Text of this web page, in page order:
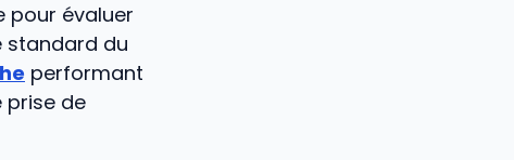
pour évaluer
standard du
performant
prise de